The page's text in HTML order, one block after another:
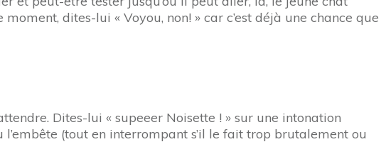
dites-lui « Voyou, non! » car c’est déjà une chance que
Dites-lui « supeeer Noisette ! » sur une intonation
(tout en interrompant s’il le fait trop brutalement ou